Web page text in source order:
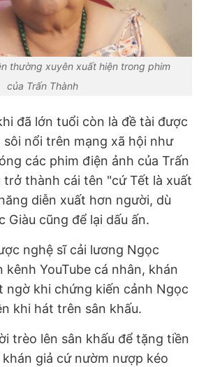
thường xuyên xuất hiện trong phim
của Trấn Thành
đã lớn tuổi còn là đề tài được
sôi nổi trên mạng xã hội như
các phim điện ảnh của Trấn
trở thành cái tên "cứ Tết là xuất
diễn xuất hơn người, dù
Giàu cũng để lại dấu ấn.
nghệ sĩ cải lương Ngọc
kênh YouTube cá nhân, khán
ngờ khi chứng kiến cảnh Ngọc
khi hát trên sân khấu.
trèo lên sân khấu để tặng tiền
giả cứ nườm nượp kéo